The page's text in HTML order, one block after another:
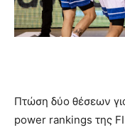
Πτώση δύο θέσεων
power rankings της